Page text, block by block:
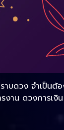
บดวง จำเป็นต้
าน ดวงการเงิ